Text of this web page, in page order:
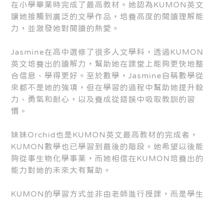
在小學畢業時完成了最高教材。她認為KUMON英文
讓她接觸到廣泛的文學作品，培養高度的閱讀理解能
力，並激發她對閱讀的熱愛。
Jasmine在高中選修了很多人文學科，透過KUMON
英文培養出的讀解力，幫助她在課堂上能夠更快地整
合信息、學得更好。至於數學，Jasmine自稱數學從
來都不是她的強項，但在學習的過程中幫助她提升毅
力、勇氣和耐心，以及養成從錯誤中吸取教訓的習
慣。
妹妹Orchid也是KUMON英文最高教材的完成者，
KUMON數學也已學習到最後的階段。她希望以後能
夠從事生物化學事業，而她相信在KUMON培養出的
能力對她的未來大有幫助。
KUMON的學習方式並非由老師進行授課，而是學生